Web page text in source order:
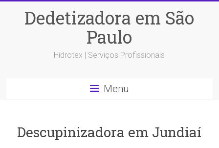
Dedetizadora em São
Paulo
Hidrotex | Serviços Profissionais
Menu
Descupinizadora em Jundiaí